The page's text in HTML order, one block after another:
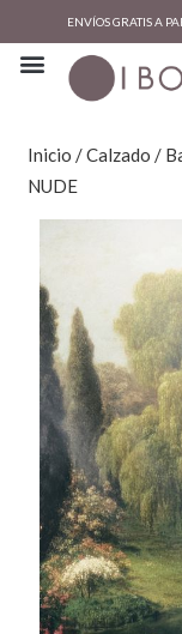
ENVÍOS GRATIS A
Inicio /Calzado /
NUDE